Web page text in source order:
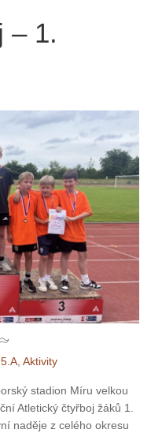
– 1.
5.A, Aktivity
stadion Míru velkou
Atletický čtyřboj žáků 1.
naděje z celého okresu